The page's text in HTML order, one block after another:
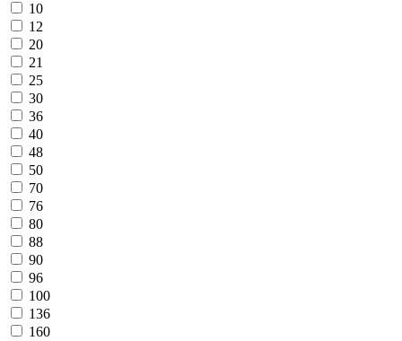
10
12
20
21
25
30
36
40
48
50
70
76
80
88
90
96
100
136
160